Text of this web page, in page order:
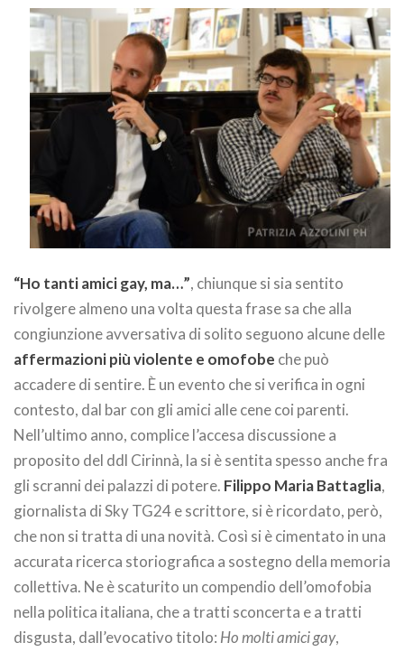
“Ho tanti amici gay, ma…”, chiunque si sia sentito
rivolgere almeno una volta questa frase sa che alla
congiunzione avversativa di solito seguono alcune delle
affermazioni più violente e omofobe che può
accadere di sentire. È un evento che si verifica in ogni
contesto, dal bar con gli amici alle cene coi parenti.
Nell’ultimo anno, complice l’accesa discussione a
proposito del ddl Cirinnà, la si è sentita spesso anche fra
gli scranni dei palazzi di potere. Filippo Maria Battaglia,
giornalista di Sky TG24 e scrittore, si è ricordato, però,
che non si tratta di una novità. Così si è cimentato in una
accurata ricerca storiografica a sostegno della memoria
collettiva. Ne è scaturito un compendio dell’omofobia
nella politica italiana, che a tratti sconcerta e a tratti
disgusta, dall’evocativo titolo: Ho molti amici gay,